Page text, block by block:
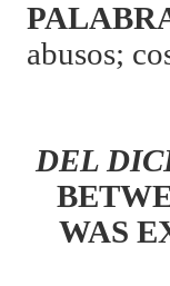
abusos;
DEL
WAS